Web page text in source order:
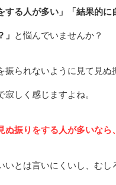
する人が多い」「結果的
と悩んでいませんか？
振られないように見て見
しく感じますよね。
ぬ振りをする人が多いな
とは言いにくいし、むし